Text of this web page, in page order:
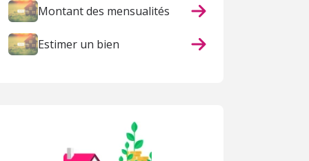
Montant des mensualités
Estimer un bien